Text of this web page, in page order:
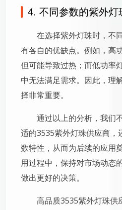
4. 不同参数的紫外灯
在选择紫外灯珠时，不
有各自的优缺点。例如，高
但可能导致过热；而低功率
中无法满足需求。因此，理
择非常重要。
通过以上的分析，我们
适的3535紫外灯珠供应商，
数特性，从而为后续的应用
用过程中，保持对市场动态
做出更好的决策。
高品质3535紫外灯珠供